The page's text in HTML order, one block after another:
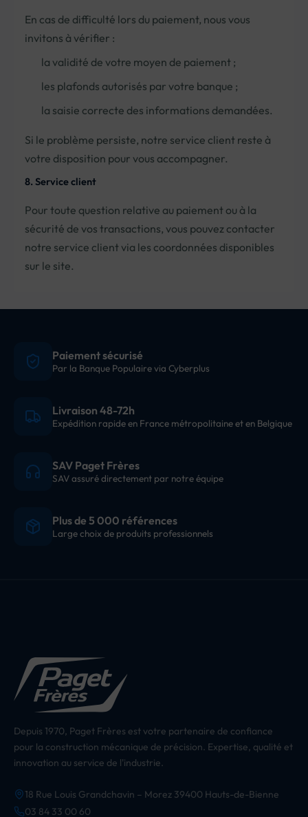
En cas de difficulté lors du paiement, nous vous
invitons à vérifier :
la validité de votre moyen de paiement ;
les plafonds autorisés par votre banque ;
la saisie correcte des informations demandées.
Si le problème persiste, notre service client reste à
votre disposition pour vous accompagner.
8. Service client
Pour toute question relative au paiement ou à la
sécurité de vos transactions, vous pouvez contacter
notre service client via les coordonnées disponibles
sur le site.
Paiement sécurisé
Par la Banque Populaire via Cyberplus
Livraison 48-72h
Expédition rapide en France métropolitaine et en Belgique
SAV Paget Frères
SAV assuré directement par notre équipe
Plus de 5 000 références
Large choix de produits professionnels
Depuis 1970, Paget Frères est votre partenaire de confiance
pour la construction mécanique de précision. Expertise, qualité et
innovation au service de l'industrie.
18 Rue Louis Grandchavin – Morez 39400 Hauts-de-Bienne
03 84 33 00 60